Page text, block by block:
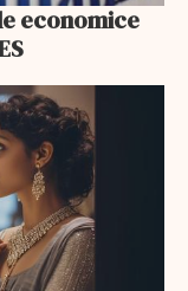
economice